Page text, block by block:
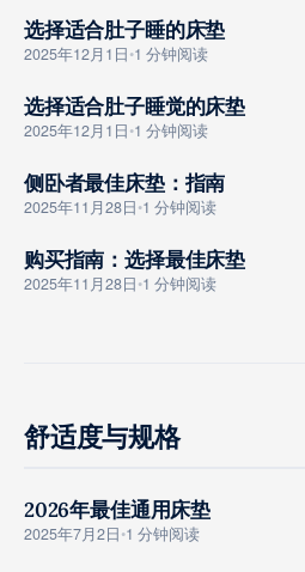
GOUMAI ZHINAN
选择适合肚子睡的床垫
2025年12月1日•1 分钟阅读
GOUMAI ZHINAN
选择适合肚子睡觉的床垫
2025年12月1日•1 分钟阅读
GOUMAI ZHINAN
侧卧者最佳床垫：指南
2025年11月28日•1 分钟阅读
GOUMAI ZHINAN
购买指南：选择最佳床垫
2025年11月28日•1 分钟阅读
舒适度与规格
GOUMAI ZHINAN
2026年最佳通用床垫
2025年7月2日•1 分钟阅读